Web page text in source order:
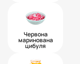
Червона
маринована
цибуля